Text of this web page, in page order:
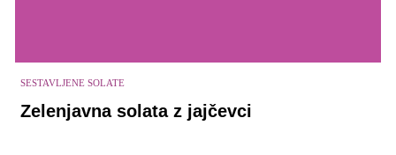
SESTAVLJENE SOLATE
Zelenjavna solata z jajčevci